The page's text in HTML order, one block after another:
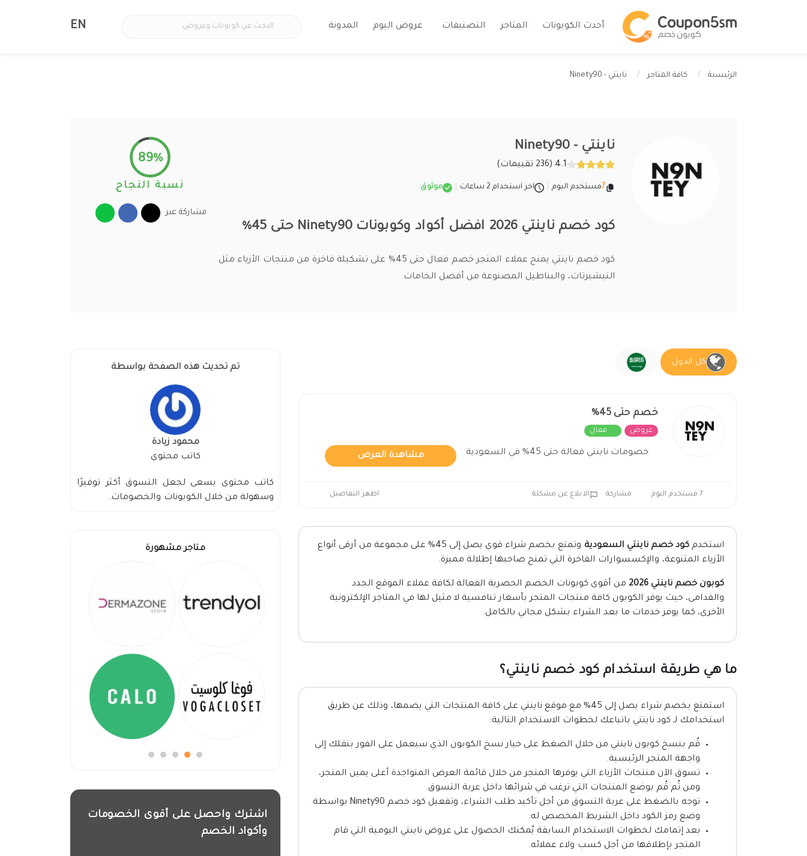
أحدث الكوبونات المتاجر التصنيفات عروض اليوم المدونة EN
الرئيسية كافة المتاجر ناينتي - Ninety90
ناينتي - Ninety90
4.1 (236 تقييمات)
7مستخدم اليوم اخر استخدام 2 ساعات موثوق
كود خصم ناينتي 2026 افضل أكواد وكوبونات Ninety90 حتى 45%
كود خصم ناينتي يمنح عملاء المتجر خصم فعال حتى 45% على تشكيلة فاخرة من منتجات الأزياء مثل
التيشيرتات، والبناطيل المصنوعة من أفضل الخامات.
89%
نسبة النجاح
مشاركة عبر
كل الدول
خصم حتى 45%
عروض فعال
خصومات ناينتي فعالة حتى 45% في السعودية مشاهدة العرض
7 مستخدم اليوم مشاركة الابلاغ عن مشكلة اظهر التفاصيل
استخدم كود خصم ناينتي السعودية
وتمتع بخصم شراء قوي يصل إلى 45% على مجموعة من أرقى أنواع
الأزياء المتنوعة، والإكسسوارات الفاخرة التي تمنح صاحبها إطلالة مميزة.
كوبون خصم ناينتي 2026
من أقوى كوبونات الخصم الحصرية الفعالة لكافة عملاء الموقع الجدد
والقدامى، حيث يوفر الكوبون كافة منتجات المتجر بأسعار تنافسية لا مثيل لها في المتاجر الإلكترونية
الأخرى، كما يوفر خدمات ما بعد الشراء بشكل مجاني بالكامل.
ما هي طريقة استخدام كود خصم ناينتي؟
استمتع بخصم شراء يصل إلى 45% مع موقع ناينتي على كافة المنتجات التي يضمها، وذلك عن طريق
استخدامك لـ كود ناينتي باتباعك لخطوات الاستخدام التالية:
قُم بنسخ كوبون ناينتي من خلال الضغط على خيار نسخ الكوبون الذي سيعمل على الفور بنقلك إلى
واجهة المتجر الرئيسية.
تسوق الآن منتجات الأزياء التي يوفرها المتجر من خلال قائمة العرض المتواجدة أعلى يمين المتجر،
ومن ثُم قُم بوضع المنتجات التي ترغب في شرائها داخل عربة التسوق.
توجه بالضغط على عربة التسوق من أجل تأكيد طلب الشراء، وتفعيل كود خصم Ninety90 بواسطة
وضع رمز الكود داخل الشريط المخصص له.
بعد إتمامك لخطوات الاستخدام السابقة يُمكنك الحصول على عروض ناينتي اليومية التي قام
المتجر بإطلاقها من أجل كسب ولاء عملائه.
تم تحديث هذه الصفحة بواسطة
محمود زيادة
كاتب محتوى
كاتب محتوى يسعى لجعل التسوق أكثر توفيرًا
وسهولة من خلال الكوبونات والخصومات.
متاجر مشهورة
اشترك واحصل على أقوى الخصومات
وأكواد الخصم